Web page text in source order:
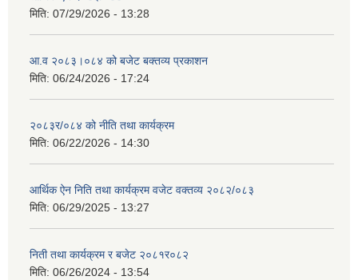
मिति: 07/29/2026 - 13:28
आ.व २०८३।०८४ को बजेट बक्तव्य प्रकाशन
मिति: 06/24/2026 - 17:24
२०८३र/०८४ को नीति तथा कार्यक्रम
मिति: 06/22/2026 - 14:30
आर्थिक ऐन निति तथा कार्यक्रम वजेट वक्तव्य २०८२/०८३
मिति: 06/29/2025 - 13:27
निती तथा कार्यक्रम र बजेट २०८१र०८२
मिति: 06/26/2024 - 13:54